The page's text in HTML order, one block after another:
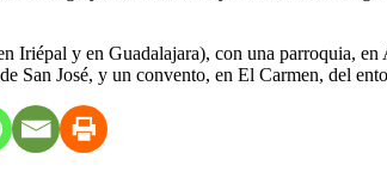
Iriépal y en Guadalajara), con una parroquia,
San José, y un convento, en El Carmen, del